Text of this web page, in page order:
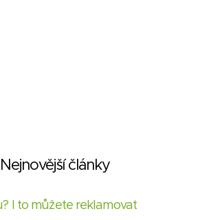
Nejnovější články
I to můžete reklamovat